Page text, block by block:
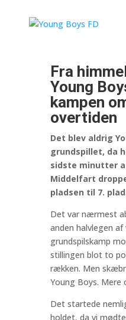
Fra
Young
kampen
overtiden
Det blev aldrig
grundspillet, da
sidste minutter
Middelfart
pladsen til 7.
Det var nærmest
anden halvlegen
grundspilskamp
stillingen blot to
rækken. Men
Young Boys. Mere
Det startede
holdet, da vi